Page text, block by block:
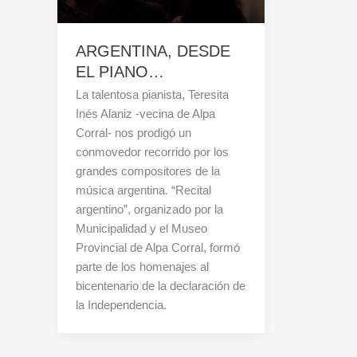
ARGENTINA, DESDE
EL PIANO…
La talentosa pianista, Teresita
Inés Alaniz -vecina de Alpa
Corral- nos prodigó un
conmovedor recorrido por los
grandes compositores de la
música argentina. “Recital
argentino”, organizado por la
Municipalidad y el Museo
Provincial de Alpa Corral, formó
parte de los homenajes al
bicentenario de la declaración de
la Independencia.